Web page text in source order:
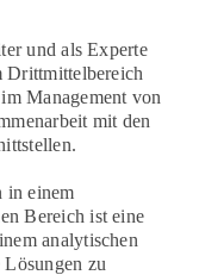
Inhouse
Lexikon
und als Experte
Drittmittelbereich
Management von
mit den
in einem
Bereich ist eine
analytischen
zu